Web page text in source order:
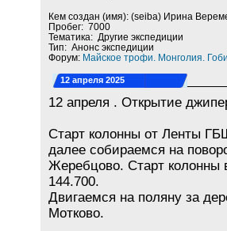
Кем создан (имя): (seiba) Ирина
Пробег: 7000
Тематика: Другие экспедиции
Тип: Анонс экспедиции
Форум: Майское трофи. Монголия.
12 апреля 2025
12 апреля . Открытие
Старт колонны от Ленты
далее собираемся на
Жеребцово⁠. Старт колонны
144.700.
Двигаемся на поляну за
Мотково.